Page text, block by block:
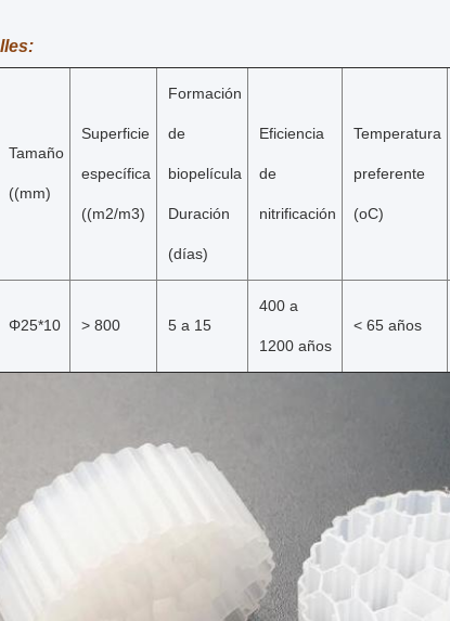
Tamaño
((mm)
Superficie
específica
((m2/m3)
Formación
de
biopelícula
Duración
(días)
Eficiencia
de
nitrificación
Temperatura
preferente
(oC)
Φ25*10 > 800 5 a 15
400 a
1200 años
< 65 años